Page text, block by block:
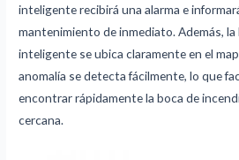
inteligente recibirá una alarma e
mantenimiento de inmediato. Además,
inteligente se ubica claramente en el
anomalía se detecta fácilmente, lo que
encontrar rápidamente la boca de
cercana.